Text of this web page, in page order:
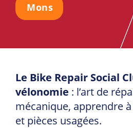
Mons
Le Bike Repair Social
vélonomie : l’art de
mécanique, apprendre
et pièces usagées.